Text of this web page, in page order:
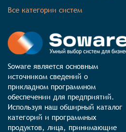
Все категории систем
Soware является основным
источником сведений о
прикладном программном
обеспечении для предприятий.
Используя наш обширный каталог
категорий и программных
продуктов, лица, принимающие